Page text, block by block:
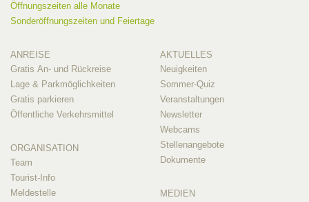
Öffnungszeiten alle Monate
Sonderöffnungszeiten und Feiertage
ANREISE
Gratis An- und Rückreise
Lage & Parkmöglichkeiten
Gratis parkieren
Öffentliche Verkehrsmittel
ORGANISATION
Team
Tourist-Info
Meldestelle
AKTUELLES
Neuigkeiten
Sommer-Quiz
Veranstaltungen
Newsletter
Webcams
Stellenangebote
Dokumente
MEDIEN